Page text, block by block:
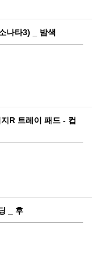
나타3) _ 밤색
R 트레이 패드 - 컵
_ 후